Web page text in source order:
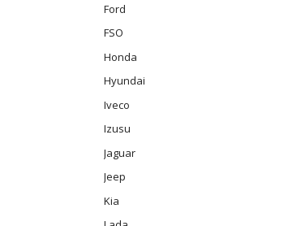
Ford
FSO
Honda
Hyundai
Iveco
Izusu
Jaguar
Jeep
Kia